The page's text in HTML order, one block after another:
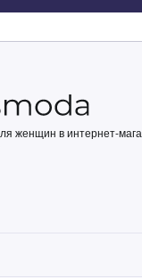
женщин в интернет-